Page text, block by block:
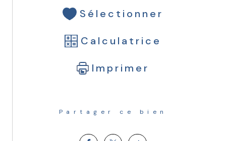
Sélectionner
Calculatrice
Imprimer
Partager ce bien